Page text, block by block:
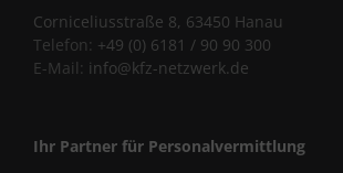
Corniceliusstraße 8, 63450 Hanau
Telefon: +49 (0) 6181 / 90 90 300
E-Mail: info@kfz-netzwerk.de
Ihr Partner für Personalvermittlung